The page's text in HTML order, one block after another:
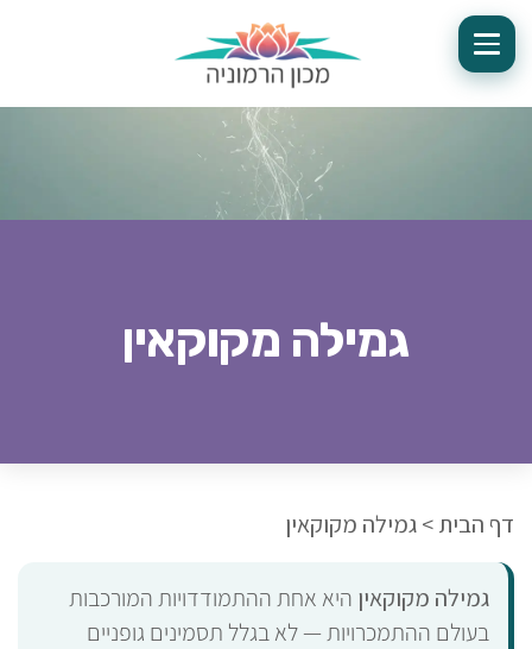
גמילה מקוקאין
דף הבית>גמילה מקוקאין
גמילה מקוקאין היא אחת ההתמודדויות המורכבות
בעולם ההתמכרויות — לא בגלל תסמינים גופניים